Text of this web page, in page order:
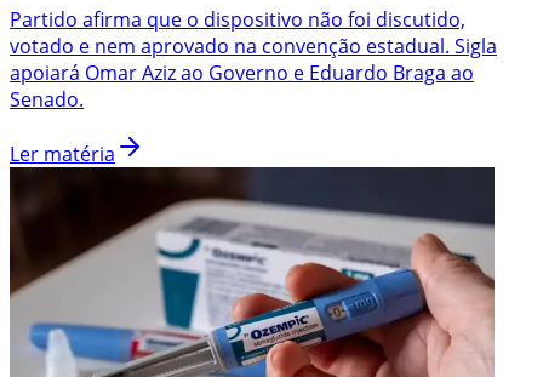
Partido afirma que o dispositivo não foi discutido,
votado e nem aprovado na convenção estadual. Sigla
apoiará Omar Aziz ao Governo e Eduardo Braga ao
Senado.
Ler matéria